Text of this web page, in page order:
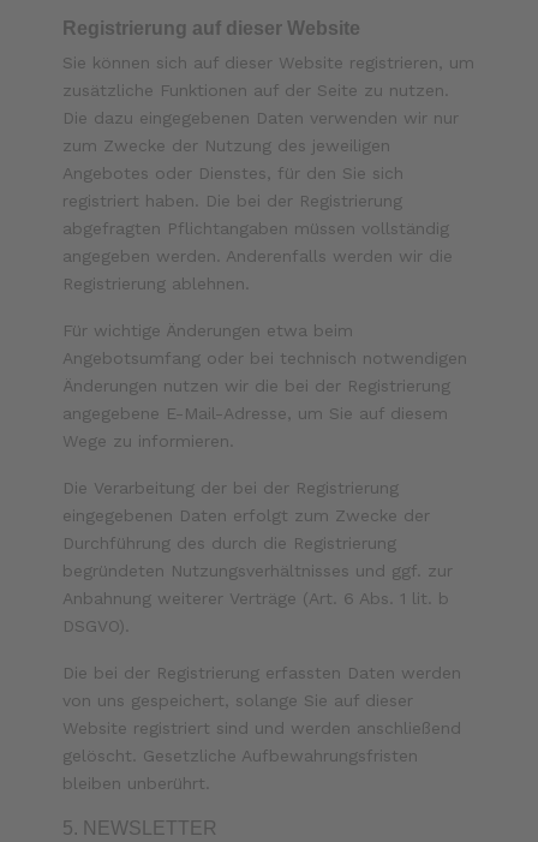
Registrierung auf dieser Website
Sie können sich auf dieser Website registrieren, um
zusätzliche Funktionen auf der Seite zu nutzen.
Die dazu eingegebenen Daten verwenden wir nur
zum Zwecke der Nutzung des jeweiligen
Angebotes oder Dienstes, für den Sie sich
registriert haben. Die bei der Registrierung
abgefragten Pflichtangaben müssen vollständig
angegeben werden. Anderenfalls werden wir die
Registrierung ablehnen.
Für wichtige Änderungen etwa beim
Angebotsumfang oder bei technisch notwendigen
Änderungen nutzen wir die bei der Registrierung
angegebene E-Mail-Adresse, um Sie auf diesem
Wege zu informieren.
Die Verarbeitung der bei der Registrierung
eingegebenen Daten erfolgt zum Zwecke der
Durchführung des durch die Registrierung
begründeten Nutzungsverhältnisses und ggf. zur
Anbahnung weiterer Verträge (Art. 6 Abs. 1 lit. b
DSGVO).
Die bei der Registrierung erfassten Daten werden
von uns gespeichert, solange Sie auf dieser
Website registriert sind und werden anschließend
gelöscht. Gesetzliche Aufbewahrungsfristen
bleiben unberührt.
5. NEWSLETTER